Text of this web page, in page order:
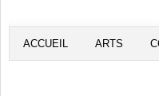
ACCUEIL ARTS